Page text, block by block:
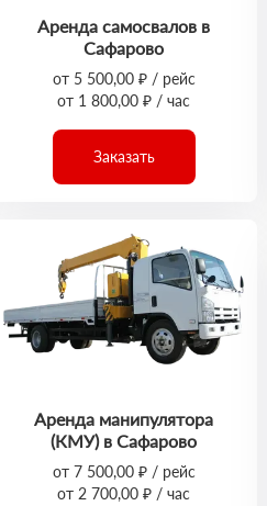
Аренда самосвалов в
Сафарово
от 5 500,00 ₽ / рейс
от 1 800,00 ₽ / час
Заказать
Аренда манипулятора
(КМУ) в Сафарово
от 7 500,00 ₽ / рейс
от 2 700,00 ₽ / час